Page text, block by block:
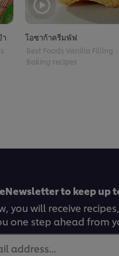
โอซาก้าครีมพัฟ
Best Foods Vanilla Filling
Baking recipes
to keep up
you will receive
one step ahead from
address...